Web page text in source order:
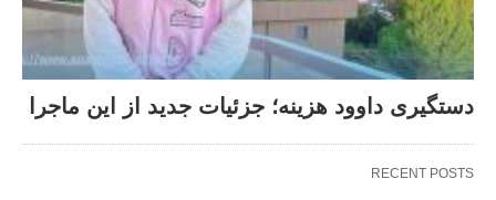
دستگیری داوود هزینه؛ جزئیات جدید از این ماجرا
RECENT POSTS